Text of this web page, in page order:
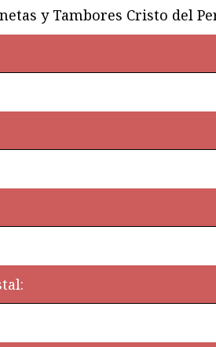
y Tambores Cristo del